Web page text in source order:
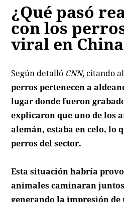
¿Qué pasó
con los
viral en
Según detalló CNN, citando al
perros pertenecen a
lugar donde fueron
explicaron que uno de los
alemán, estaba en celo, lo
perros del sector.
Esta situación habría
animales caminaran
generando la impresión de